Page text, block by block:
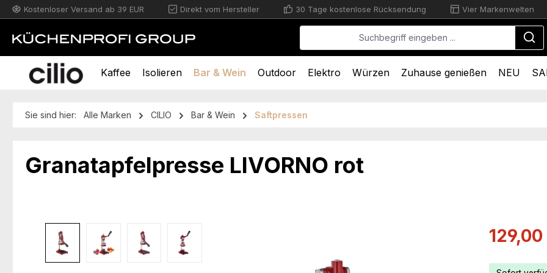
Hauptinhalt springen
Zur Suche springen
Zur Hauptnavigation springen
Kostenloser Versand ab 39 EUR Direkt vom Hersteller 30 Tage kostenlose Rücksendung Vier Markenwelten
Kaffee Isolieren Bar & Wein Outdoor Elektro Würzen Zuhause genießen NEU
Sie sind hier: Alle Marken CILIO Bar & Wein Saftpressen
Granatapfelpresse LIVORNO rot
Bildergalerie überspringen 129,00